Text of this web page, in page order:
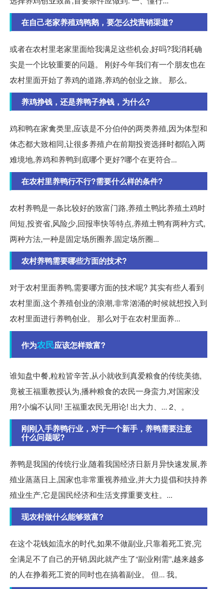
在自己老家养殖鸡鸭鹅，要怎么找营销渠道?
或者在农村里老家里面给我满足这些机会,好吗?我消耗确
实是一个比较重要的问题。 刚好今年我们有一个朋友也在
农村里面开始了养鸡的道路,养鸡的创业之旅。 那么。
养鸡挣钱，还是养鸭子挣钱，为什么?
鸡和鸭在家禽类里,应该是不分伯仲的两类养殖,因为体型和
体态都大致相同,让很多养殖户在前期投资选择时都陷入两
难境地,养鸡和养鸭到底哪个更好?哪个在更符合...
在农村里养鸭行不行?需要什么样的条件?
农村养鸭是一条比较好的致富门路,养殖土鸭比养殖土鸡时
间短,投资省,风险少,回报率快等特点,养殖土鸭有两种方式,
两种方法,一种是固定场所圈养,固定场所圈...
农村养鸭需要哪些方面的技术?
对于农村里面养鸭,需要哪方面的技术呢? 其实有些人看到
农村里面,这个养殖创业的浪潮,非常汹涌的时候就想投入到
农村里面进行养鸭创业。 那么对于在农村里面养...
作为农民应该怎样致富?
谁知盘中餐,粒粒皆辛苦,从小就收到真爱粮食的传统美德,
竟被王福重教授认为,播种粮食的农民一身蛮力,对国家没
用?小编不认同! 王福重农民无用论! 出大力、... 2、。
刚刚入手养鸭行业，对于一个新手，养鸭需要注意
什么问题呢?
养鸭是我国的传统行业,随着我国经济日新月异快速发展,养
殖业蒸蒸日上,国家也非常重视养殖业,并大力提倡和扶持养
殖业生产,它是国民经济和生活支撑重要支柱。...
现农村做什么能够致富?
在这个花钱如流水的时代,如果不做副业,只靠着死工资,完
全满足不了自己的开销,因此就产生了“副业刚需”,越来越多
的人在挣着死工资的同时也在搞着副业。 但... 我。